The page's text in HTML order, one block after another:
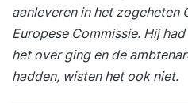
aanleveren in het zogeheten
Europese Commissie. Hij
het over ging en de
hadden, wisten het ook niet.